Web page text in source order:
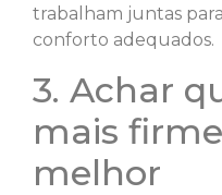
trabalham juntas
conforto adequados.
3. Achar
mais
melhor